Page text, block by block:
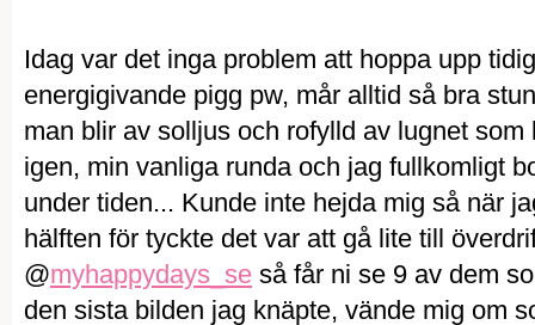
Idag var det inga problem att hoppa upp
energigivande pigg pw, mår alltid så bra
man blir av solljus och rofylld av lugnet
igen, min vanliga runda och jag fullkomligt
under tiden... Kunde inte hejda mig så när
hälften för tyckte det var att gå lite till
@myhappydays_se så får ni se 9 av dem
den sista bilden jag knäpte, vände mig om